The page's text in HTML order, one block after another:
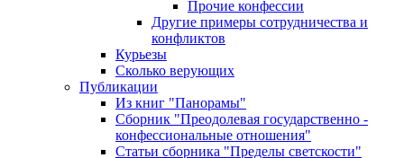
Прочие конфессии
Другие примеры сотрудничества и
конфликтов
Курьезы
Сколько верующих
Публикации
Из книг "Панорамы"
Сборник "Преодолевая государственно -
конфессиональные отношения"
Статьи сборника "Пределы светскости"